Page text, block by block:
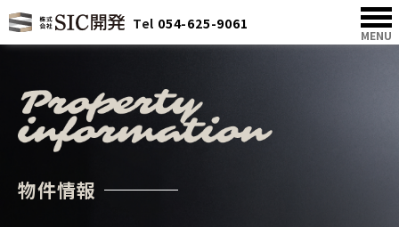
Tel 054-625-9061
MENU
物件情報